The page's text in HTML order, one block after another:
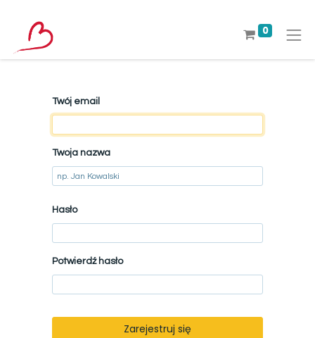
0
Twój email
Twoja nazwa
Hasło
Potwierdź hasło
Zarejestruj się